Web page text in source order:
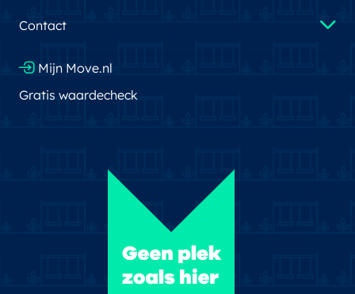
Contact
Mijn Move.nl
Gratis waardecheck